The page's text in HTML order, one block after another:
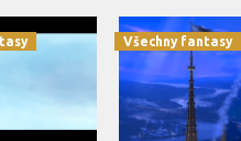
Všechny fantasy